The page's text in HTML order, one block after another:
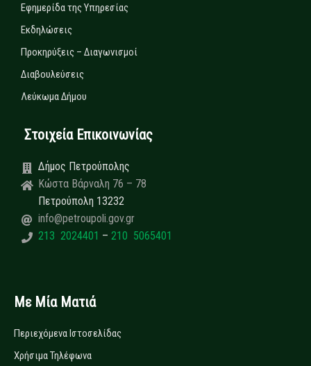
Εφημερίδα της Υπηρεσίας
Εκδηλώσεις
Προκηρύξεις – Διαγωνισμοί
Διαβουλεύσεις
Λεύκωμα Δήμου
Στοιχεία Επικοινωνίας
Δήμος Πετρούπολης
Κώστα Βάρναλη 76 – 78
Πετρούπολη 13232
info@petroupoli.gov.gr
213 2024401 – 210 5065401
Με Μία Ματιά
Περιεχόμενα Ιστοσελίδας
Χρήσιμα Τηλέφωνα